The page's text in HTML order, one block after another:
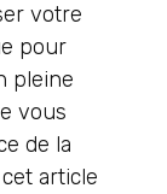
votre
pour
pleine
vous
de la
article